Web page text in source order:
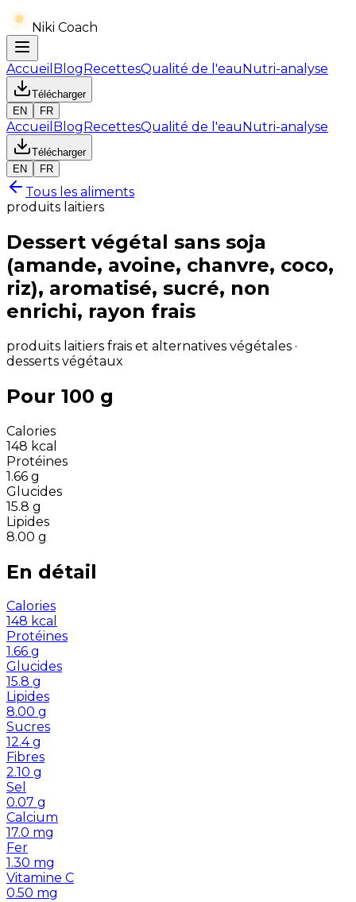
Niki Coach
Accueil BlogRecettesQualité de l'eauNutri-analyse
Télécharger
EN
FR
Accueil BlogRecettesQualité de l'eauNutri-analyse
Télécharger
EN
FR
Tous les aliments
produits laitiers
Dessert végétal sans soja
(amande, avoine, chanvre, coco,
riz), aromatisé, sucré, non
enrichi, rayon frais
produits laitiers frais et alternatives végétales ·
desserts végétaux
Pour 100 g
Calories
148 kcal
Protéines
1.66 g
Glucides
15.8 g
Lipides
8.00 g
En détail
Calories
148 kcal
Protéines
1.66 g
Glucides
15.8 g
Lipides
8.00 g
Sucres
12.4 g
Fibres
2.10 g
Sel
0.07 g
Calcium
17.0 mg
Fer
1.30 mg
Vitamine C
0.50 mg